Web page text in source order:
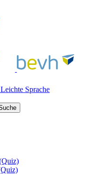
Leichte Sprache